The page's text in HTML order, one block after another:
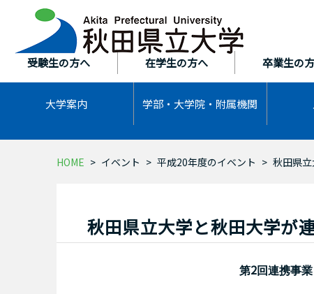
受験生の方へ 在学生の方へ 卒業生の
大学案内 学部・大学院・ 附属機関
HOME イベント 平成20年度のイベント 秋田県
秋田県立大学と秋田大学が
第2回連携事